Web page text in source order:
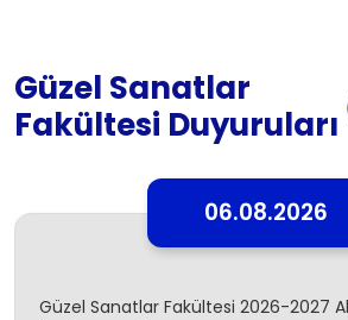
Güzel Sanatlar
Fakültesi Duyuruları
06.08.2026
Güzel Sanatlar Fakültesi 2026-2027